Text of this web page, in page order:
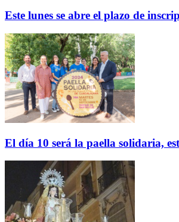
Este lunes se abre el plazo de
El día 10 será la paella solidaria,